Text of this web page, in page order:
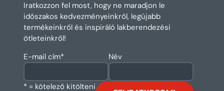
Iratkozzon fel most, hogy ne maradjon le
időszakos kedvezményeinkről, legújabb
termékeinkről és inspiráló lakberendezési
ötleteinkről!
E-mail cím* Név
* = kötelező kitölteni